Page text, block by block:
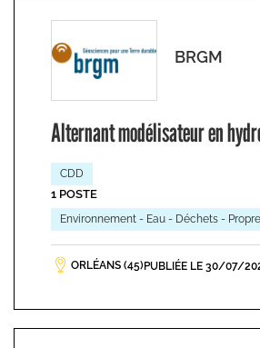
BRGM
Alternant modélisateur en
CDD
1 POSTE
Environnement - Eau - Déchets -
ORLÉANS (45) PUBLIÉE LE 30/07/